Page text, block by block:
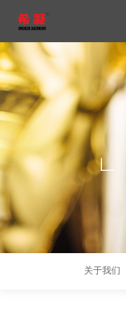
关于我们